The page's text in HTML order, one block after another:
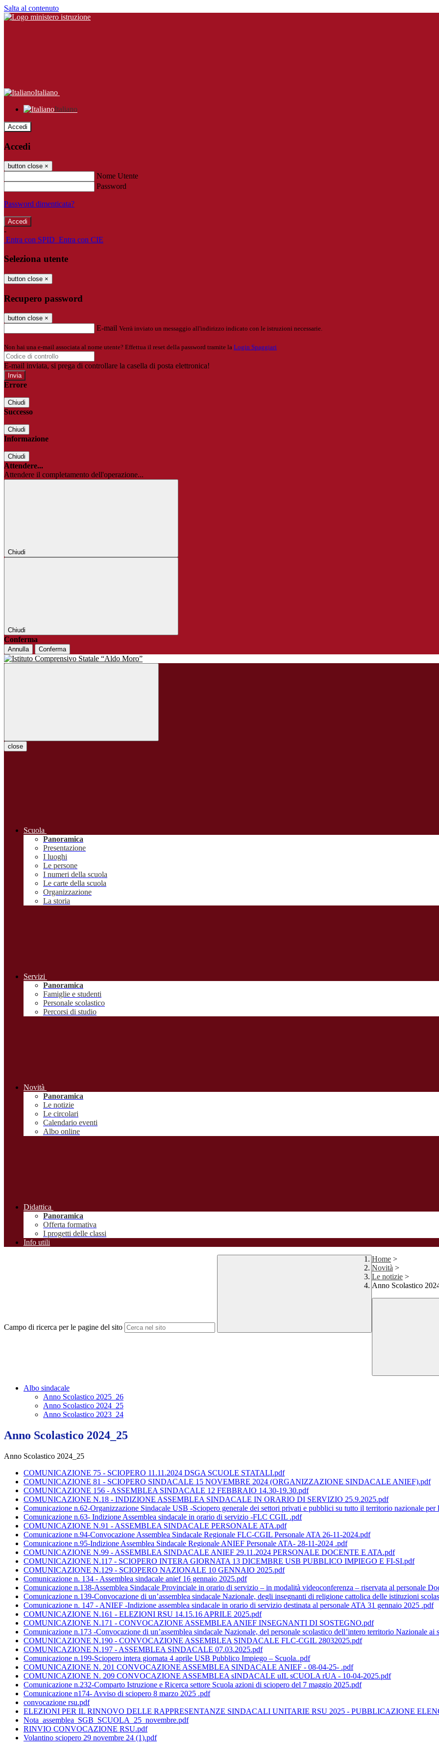
Salta al contenuto
Italiano
Italiano
Accedi
Accedi
button close ×
Nome Utente
Password
Password dimenticata?
-
Entra con SPID Entra con CIE
Seleziona utente
button close ×
Recupero password
button close ×
E-mail Verrà inviato un messaggio all'indirizzo indicato con le istruzioni necessarie.
Non hai una e-mail associata al nome utente? Effettua il reset della password tramite la Login Spaggiari
E-mail inviata, si prega di controllare la casella di posta elettronica!
Errore
Chiudi
Successo
Chiudi
Informazione
Chiudi
Attendere...
Attendere il completamento dell'operazione...
Chiudi
Chiudi
Conferma
Annulla Conferma
close
Scuola
Panoramica
Presentazione
I luoghi
Le persone
I numeri della scuola
Le carte della scuola
Organizzazione
La storia
Servizi
Panoramica
Famiglie e studenti
Personale scolastico
Percorsi di studio
Novità
Panoramica
Le notizie
Le circolari
Calendario eventi
Albo online
Didattica
Panoramica
Offerta formativa
I progetti delle classi
Info utili
Campo di ricerca per le pagine del sito
Home >
Novità >
Le notizie >
Anno Scolastico
Albo sindacale
Anno Scolastico 2025_26
Anno Scolastico 2024_25
Anno Scolastico 2023_24
Anno Scolastico 2024_25
Anno Scolastico 2024_25
COMUNICAZIONE 75 - SCIOPERO 11.11.2024 DSGA SCUOLE STATALI.pdf
COMUNICAZIONE 81 - SCIOPERO SINDACALE 15 NOVEMBRE 2024 (ORGANIZZAZIONE SINDACALE ANIEF).pdf
COMUNICAZIONE 156 - ASSEMBLEA SINDACALE 12 FEBBRAIO 14.30-19.30.pdf
COMUNICAZIONE N.18 - INDIZIONE ASSEMBLEA SINDACALE IN ORARIO DI SERVIZIO 25.9.2025.pdf
Comunicazione n.62-Organizzazione Sindacale USB -Sciopero generale dei settori privati e pubblici su tutto il territorio nazionale
Comunicazione n.63- Indizione Assemblea sindacale in orario di servizio -FLC CGIL .pdf
COMUNICAZIONE N.91 - ASSEMBLEA SINDACALE PERSONALE ATA.pdf
Comunicazione n.94-Convocazione Assemblea Sindacale Regionale FLC-CGIL Personale ATA 26-11-2024.pdf
Comunicazione n.95-Indizione Assemblea Sindacale Regionale ANIEF Personale ATA- 28-11-2024 .pdf
COMUNICAZIONE N.99 - ASSEMBLEA SINDACALE ANIEF 29.11.2024 PERSONALE DOCENTE E ATA.pdf
COMUNICAZIONE N.117 - SCIOPERO INTERA GIORNATA 13 DICEMBRE USB PUBBLICO IMPIEGO E FI-SI.pdf
COMUNICAZIONE N.129 - SCIOPERO NAZIONALE 10 GENNAIO 2025.pdf
Comunicazione n. 134 - Assemblea sindacale anief 16 gennaio 2025.pdf
Comunicazione n.138-Assemblea Sindacale Provinciale in orario di servizio – in modalità videoconferenza – riservata al personale
Comunicazione n.139-Convocazione di un’assemblea sindacale Nazionale, degli insegnanti di religione cattolica delle istituzioni
Comunicazione n. 147 - ANIEF -Indizione assemblea sindacale in orario di servizio destinata al personale ATA 31 gennaio 2025 .pdf
COMUNICAZIONE N.161 - ELEZIONI RSU 14.15.16 APRILE 2025.pdf
COMUNICAZIONE N.171 - CONVOCAZIONE ASSEMBLEA ANIEF INSEGNANTI DI SOSTEGNO.pdf
Comunicazione n.173 -Convocazione di un’assemblea sindacale Nazionale, del personale scolastico dell’intero territorio Nazionale
COMUNICAZIONE N.190 - CONVOCAZIONE ASSEMBLEA SINDACALE FLC-CGIL 28032025.pdf
COMUNICAZIONE N.197 - ASSEMBLEA SINDACALE 07.03.2025.pdf
Comunicazione n.199-Sciopero intera giornata 4 aprile USB Pubblico Impiego – Scuola..pdf
COMUNICAZIONE N. 201 CONVOCAZIONE ASSEMBLEA SINDACALE ANIEF - 08-04-25- .pdf
COMUNICAZIONE N. 209 CONVOCAZIONE ASSEMBLEA sINDACALE uIL sCUOLA rUA - 10-04-2025.pdf
Comunicazione n.232-Comparto Istruzione e Ricerca settore Scuola azioni di sciopero del 7 maggio 2025.pdf
Comunicazione n174- Avviso di sciopero 8 marzo 2025 .pdf
convocazione rsu.pdf
ELEZIONI PER IL RINNOVO DELLE RAPPRESENTANZE SINDACALI UNITARIE RSU 2025 - PUBBLICAZIONE
Nota_assemblea_SGB_SCUOLA_25_novembre.pdf
RINVIO CONVOCAZIONE RSU.pdf
Volantino sciopero 29 novembre 24 (1).pdf